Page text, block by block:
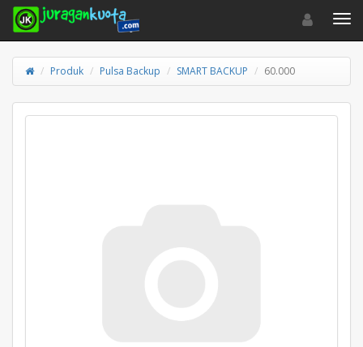
Toggle
Produk Pulsa Backup SMART BACKUP 60.000